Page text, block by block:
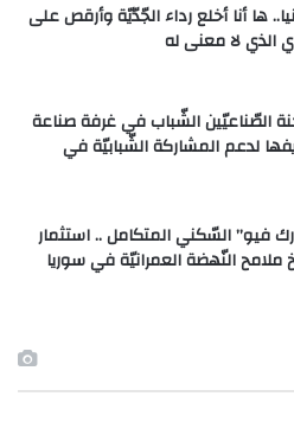
ها أنا أخلع رداء الجّدّيّة وأرقص على
الذي لا معنى له
الصّناعيّين الشّباب في غرفة صناعة
لدعم المشاركة الشّبابيّة في
فيو” السّكني المتكامل .. استثمار
النّهضة العمرانيّة في سوريا